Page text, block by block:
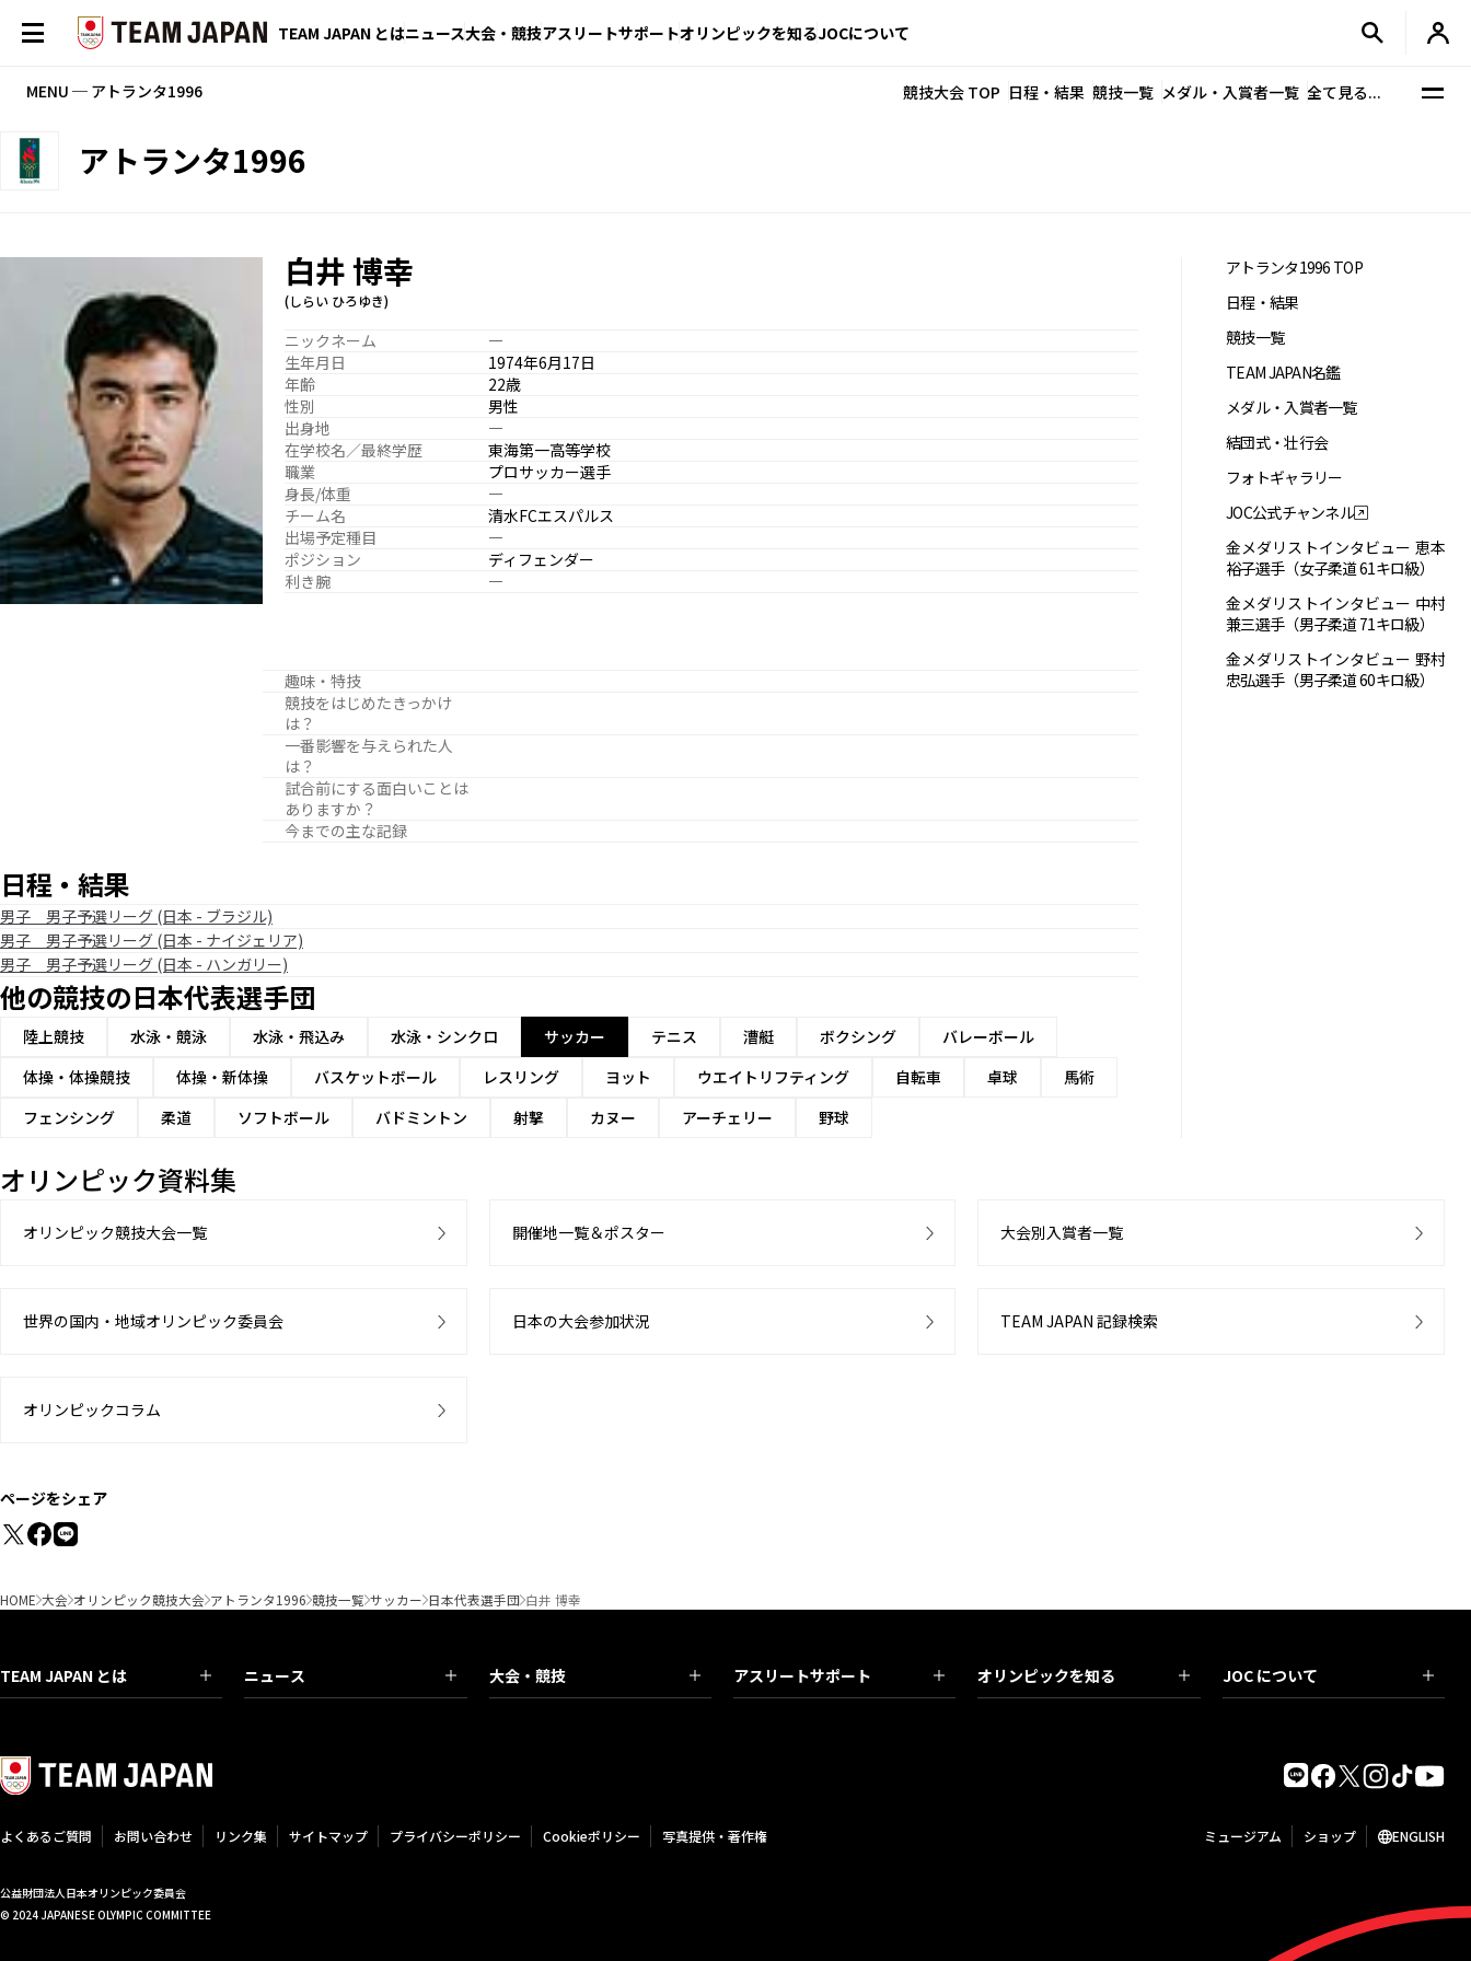
TEAM JAPAN とはニュース大会・競技アスリートサポートオリンピックを知るJOCについて
MENU ─ アトランタ1996 競技大会 TOP 日程・結果 競技一覧 メダル・入賞者一覧 全て見る...
アトランタ1996
白井 博幸
(しらい ひろゆき)
ニックネーム
―
生年月日
1974年6月17日
年齢
22歳
性別
男性
出身地
―
在学校名／最終学歴
東海第一高等学校
職業
プロサッカー選手
身長/体重
―
チーム名
清水FCエスパルス
出場予定種目
―
ポジション
ディフェンダー
利き腕
―
趣味・特技
競技をはじめたきっかけ
は？
一番影響を与えられた人
は？
試合前にする面白いことは
ありますか？
今までの主な記録
日程・結果
男子 男子予選リーグ (日本 - ブラジル)
男子 男子予選リーグ (日本 - ナイジェリア)
男子 男子予選リーグ (日本 - ハンガリー)
他の競技の日本代表選手団
陸上競技 水泳・競泳 水泳・飛込み 水泳・シンクロ サッカー テニス 漕艇 ボクシング
バレーボール
体操・体操競技
体操・新体操 バスケットボール レスリング ヨット ウエイトリフティング 自転車 卓球
馬術
フェンシング
柔道 ソフトボール バドミントン 射撃 カヌー アーチェリー 野球
アトランタ1996 TOP
日程・結果
競技一覧
TEAM JAPAN名鑑
メダル・入賞者一覧
結団式・壮行会
フォトギャラリー
JOC公式チャンネル
金メダリストインタビュー 恵本
裕子選手（女子柔道 61キロ級）
金メダリストインタビュー 中村
兼三選手（男子柔道 71キロ級）
金メダリストインタビュー 野村
忠弘選手（男子柔道 60キロ級）
オリンピック資料集
オリンピック競技大会一覧 開催地一覧＆ポスター 大会別入賞者一覧
世界の国内・地域オリンピック委員会 日本の大会参加状況 TEAM JAPAN 記録検索
オリンピックコラム
ページをシェア
HOME 大会 オリンピック競技大会 アトランタ1996 競技一覧 サッカー 日本代表選手団 白井 博幸
TEAM JAPAN とは ニュース 大会・競技 アスリートサポート オリンピックを知る JOC について
よくあるご質問 お問い合わせ リンク集 サイトマップ プライバシーポリシー Cookieポリシー 写真提供・著作権 ミュージアム ショップ ENGLISH
公益財団法人日本オリンピック委員会
© 2024 JAPANESE OLYMPIC COMMITTEE